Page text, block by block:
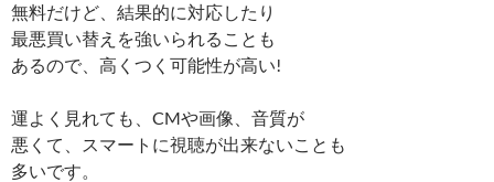
無料だけど、結果的に対応したり
最悪買い替えを強いられることも
あるので、高くつく可能性が高い!
運よく見れても、CMや画像、音質が
悪くて、スマートに視聴が出来ないことも
多いです。